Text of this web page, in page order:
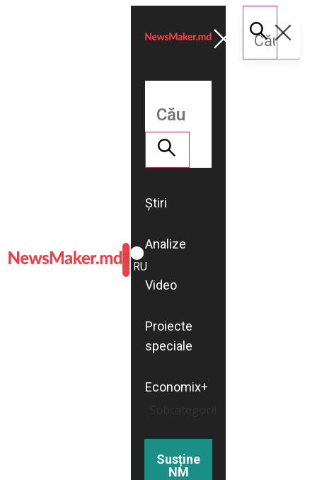
ROMÂNĂ
RU
Știri
Analize
Video
Proiecte
speciale
Economix+
Susține
NM